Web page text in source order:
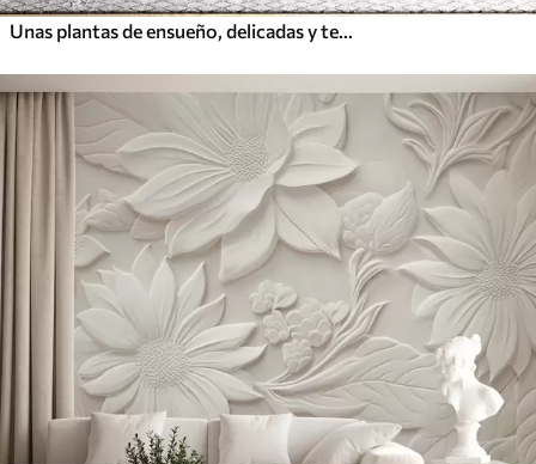
Unas plantas de ensueño, delicadas y tenues, espiguillas y flores en colores pastel azulados sobre un fondo brumoso y texturizado